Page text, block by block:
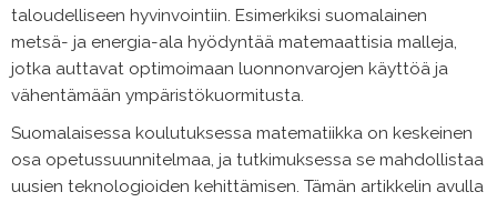
taloudelliseen hyvinvointiin. Esimerkiksi suomalainen
metsä- ja energia-ala hyödyntää matemaattisia malleja,
jotka auttavat optimoimaan luonnonvarojen käyttöä ja
vähentämään ympäristökuormitusta.
Suomalaisessa koulutuksessa matematiikka on keskeinen
osa opetussuunnitelmaa, ja tutkimuksessa se mahdollistaa
uusien teknologioiden kehittämisen. Tämän artikkelin avulla